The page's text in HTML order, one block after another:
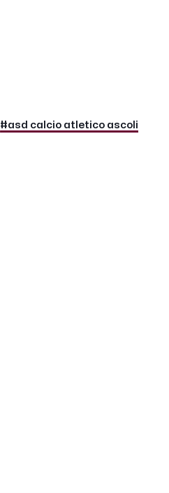
#asd calcio atletico ascoli